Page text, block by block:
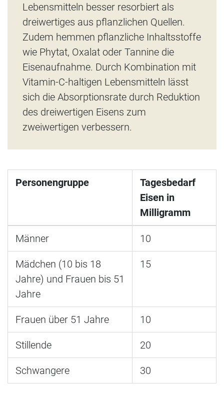
Lebensmitteln besser resorbiert als
dreiwertiges aus pflanzlichen Quellen.
Zudem hemmen pflanzliche Inhaltsstoffe
wie Phytat, Oxalat oder Tannine die
Eisenaufnahme. Durch Kombination mit
Vitamin-C-haltigen Lebensmitteln lässt
sich die Absorptionsrate durch Reduktion
des dreiwertigen Eisens zum
zweiwertigen verbessern.
Personengruppe
Tagesbedarf
Eisen in
Milligramm
Männer 10
Mädchen (10 bis 18
Jahre) und Frauen bis 51
Jahre
15
Frauen über 51 Jahre 10
Stillende 20
Schwangere 30